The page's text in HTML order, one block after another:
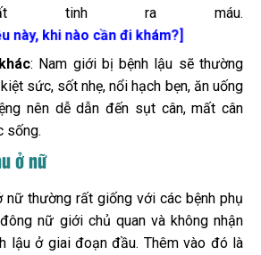
tinh ra máu.
này, khi nào cần đi khám?]
: Nam giới bị bệnh lậu sẽ thường
sức, sốt nhẹ, nổi hạch bẹn, ăn uống
nên dễ dẫn đến sụt cân, mất cân
sống.
ở nữ
nữ thường rất giống với các bệnh phụ
nữ giới chủ quan và không nhận
lậu ở giai đoạn đầu. Thêm vào đó là